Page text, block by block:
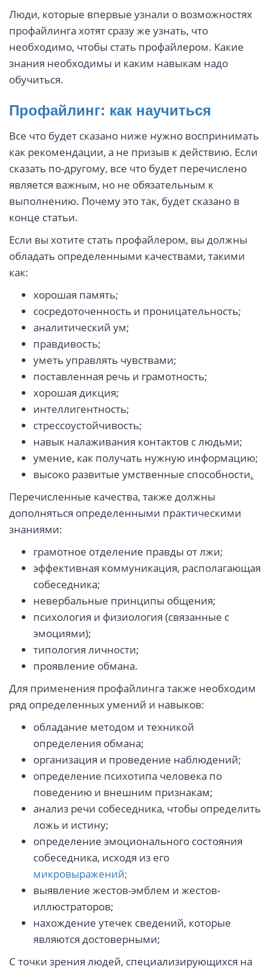
Люди, которые впервые узнали о возможностях
профайлинга хотят сразу же узнать, что
необходимо, чтобы стать профайлером. Какие
знания необходимы и каким навыкам надо
обучиться.
Профайлинг: как научиться
Все что будет сказано ниже нужно воспринимать
как рекомендации, а не призыв к действию. Если
сказать по-другому, все что будет перечислено
является важным, но не обязательным к
выполнению. Почему это так, будет сказано в
конце статьи.
Если вы хотите стать профайлером, вы должны
обладать определенными качествами, такими
как:
хорошая память;
сосредоточенность и проницательность;
аналитический ум;
правдивость;
уметь управлять чувствами;
поставленная речь и грамотность;
хорошая дикция;
интеллигентность;
стрессоустойчивость;
навык налаживания контактов с людьми;
умение, как получать нужную информацию;
высоко развитые умственные способности.
Перечисленные качества, также должны
дополняться определенными практическими
знаниями:
грамотное отделение правды от лжи;
эффективная коммуникация, располагающая
собеседника;
невербальные принципы общения;
психология и физиология (связанные с
эмоциями);
типология личности;
проявление обмана.
Для применения профайлинга также необходим
ряд определенных умений и навыков:
обладание методом и техникой
определения обмана;
организация и проведение наблюдений;
определение психотипа человека по
поведению и внешним признакам;
анализ речи собеседника, чтобы определить
ложь и истину;
определение эмоционального состояния
собеседника, исходя из его
микровыражений;
выявление жестов-эмблем и жестов-
иллюстраторов;
нахождение утечек сведений, которые
являются достоверными;
С точки зрения людей, специализирующихся на